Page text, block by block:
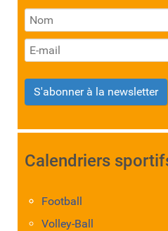
S'abonner à la newsletter
Calendriers
Football
Volley-Ball